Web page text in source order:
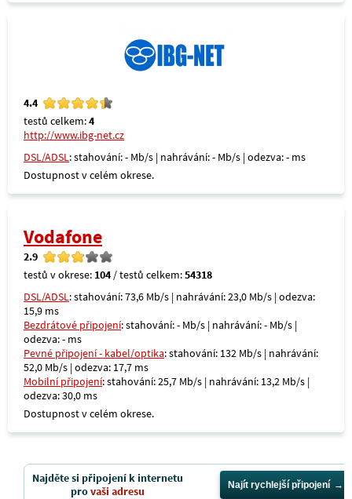
4.4
testů celkem:4
http://www.ibg-net.cz
DSL/ADSL: stahování: - Mb/s | nahrávání: - Mb/s | odezva: - ms
Dostupnost v celém okrese.
Vodafone
2.9
testů v okrese: 104 / testů celkem:54318
DSL/ADSL: stahování: 73,6 Mb/s | nahrávání: 23,0 Mb/s | odezva:
15,9 ms
Bezdrátové připojení: stahování: - Mb/s | nahrávání: - Mb/s |
odezva: - ms
Pevné připojení - kabel/optika: stahování: 132 Mb/s | nahrávání:
52,0 Mb/s | odezva: 17,7 ms
Mobilní připojení: stahování: 25,7 Mb/s | nahrávání: 13,2 Mb/s |
odezva: 30,0 ms
Dostupnost v celém okrese.
Najděte si připojení k internetu
provaši adresu Najít rychlejší připojení